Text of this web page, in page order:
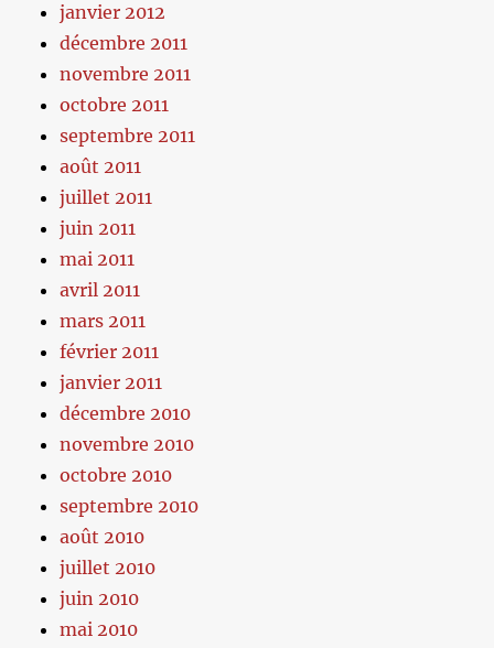
janvier 2012
décembre 2011
novembre 2011
octobre 2011
septembre 2011
août 2011
juillet 2011
juin 2011
mai 2011
avril 2011
mars 2011
février 2011
janvier 2011
décembre 2010
novembre 2010
octobre 2010
septembre 2010
août 2010
juillet 2010
juin 2010
mai 2010